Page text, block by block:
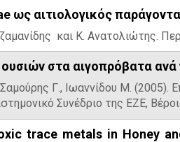
αιτιολογικός
και Κ. Ανατολιώτης.
στα αιγοπρόβατα
Γ., Ιωαννίδου Μ. (2005).
Συνέδριο της ΕΖΕ,
trace metals in Honey